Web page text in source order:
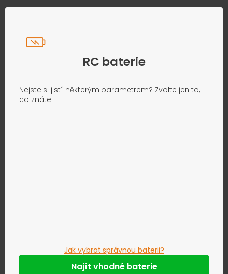
RC baterie
Nejste si jistí některým parametrem? Zvolte jen to,
co znáte.
Jak vybrat správnou baterii?
Najít vhodné baterie